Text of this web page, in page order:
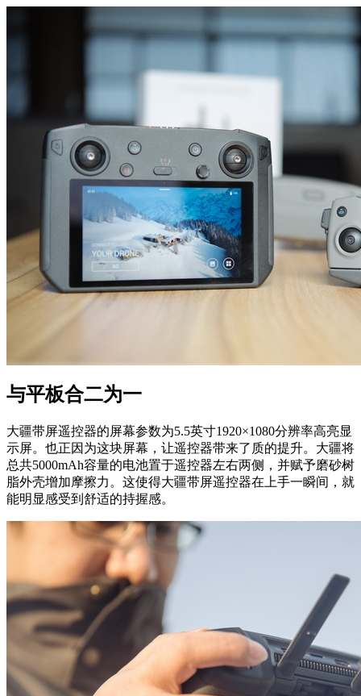
与平板合二为一
大疆带屏遥控器的屏幕参数为5.5英寸1920×1080分辨率高亮显
示屏。也正因为这块屏幕，让遥控器带来了质的提升。大疆将
总共5000mAh容量的电池置于遥控器左右两侧，并赋予磨砂树
脂外壳增加摩擦力。这使得大疆带屏遥控器在上手一瞬间，就
能明显感受到舒适的持握感。